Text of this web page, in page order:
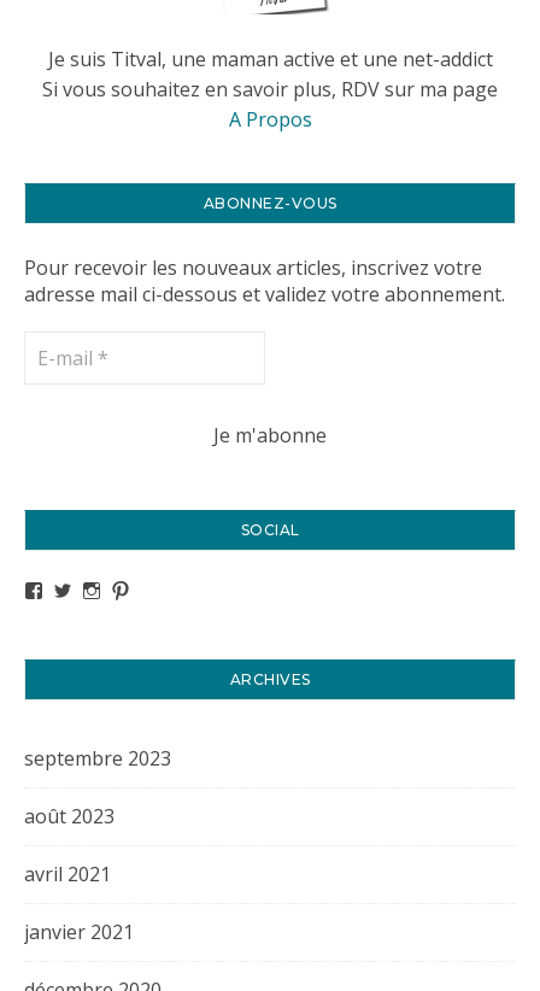
Je suis Titval, une maman active et une net-addict
Si vous souhaitez en savoir plus, RDV sur ma page
A Propos
ABONNEZ-VOUS
Pour recevoir les nouveaux articles, inscrivez votre
adresse mail ci-dessous et validez votre abonnement.
SOCIAL
Voir le profil de titval35 sur Facebook
Voir le profil de titval35 sur Twitter
Voir le profil de titval35 sur Instagram
ARCHIVES
septembre 2023
août 2023
avril 2021
janvier 2021